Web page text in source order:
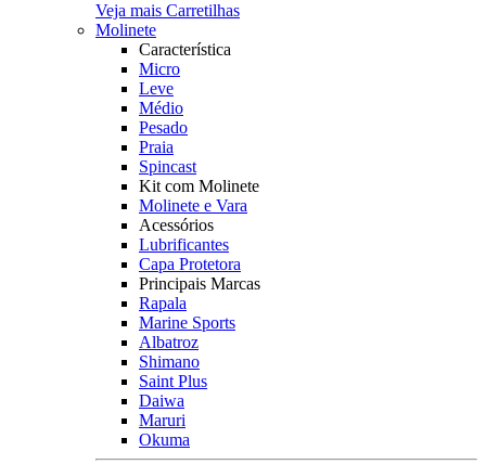
Veja mais Carretilhas
Molinete
Característica
Micro
Leve
Médio
Pesado
Praia
Spincast
Kit com Molinete
Molinete e Vara
Acessórios
Lubrificantes
Capa Protetora
Principais Marcas
Rapala
Marine Sports
Albatroz
Shimano
Saint Plus
Daiwa
Maruri
Okuma